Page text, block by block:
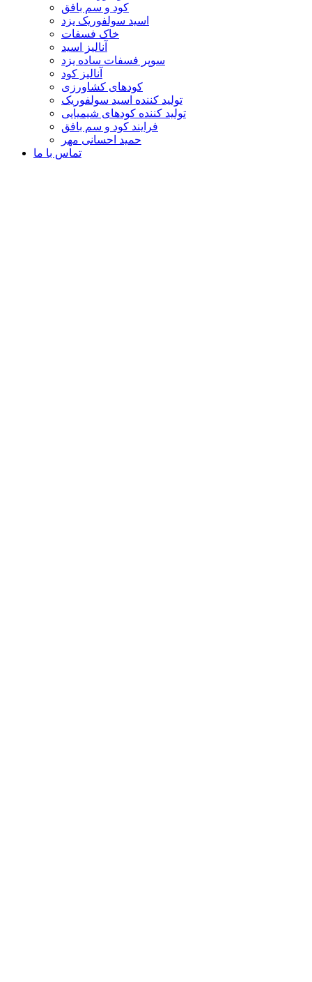
کود و سم بافق
اسید سولفوریک یزد
خاک فسفات
آنالیز اسید
سوپر فسفات ساده یزد
آنالیز کود
کودهای کشاورزی
تولید کننده اسید سولفوریک
تولید کننده کودهای شیمیایی
فرایند کود و سم بافق
حمید احسانی مهر
تماس با ما